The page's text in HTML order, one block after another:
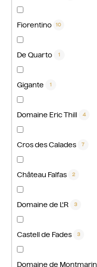
Fiorentino 10
De Quarto 1
Gigante 1
Domaine Eric Thill 4
Cros des Calades 7
Château Falfas 2
Domaine de L'R 3
Castell de Fades 3
Domaine de Montmarin